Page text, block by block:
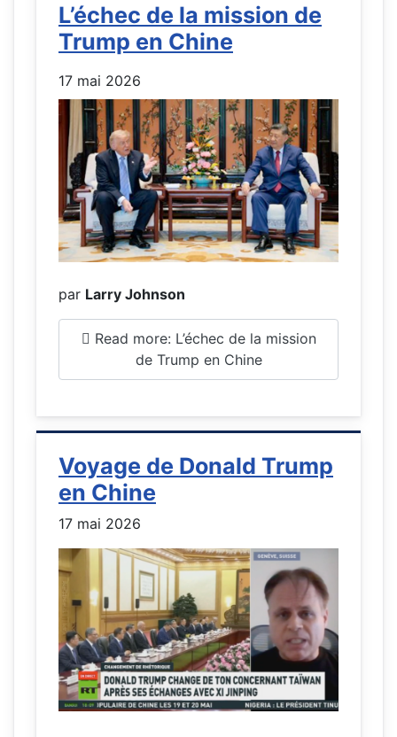
L’échec de la mission de
Trump en Chine
17 mai 2026
par Larry Johnson
Read more: L’échec de la mission
de Trump en Chine
Voyage de Donald Trump
en Chine
17 mai 2026